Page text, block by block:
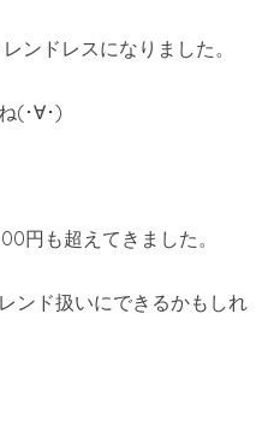
ンドレスになりました。
(･∀･)
円も超えてきました。
ンド扱いにできるかもしれ